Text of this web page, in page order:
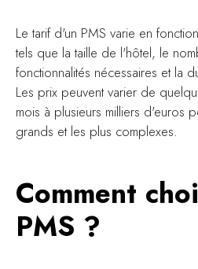
Le tarif d'un PMS varie en
tels que la taille de l'hôtel, le
fonctionnalités nécessaires et la
Les prix peuvent varier de
mois à plusieurs milliers d'euros
grands et les plus complexes.
Comment
PMS ?